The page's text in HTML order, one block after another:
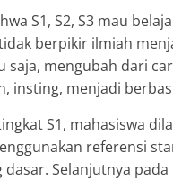
S1, S2, S3 mau
berpikir ilmiah
saja, mengubah dari
insting, menjadi
S1, mahasiswa
referensi
Selanjutnya